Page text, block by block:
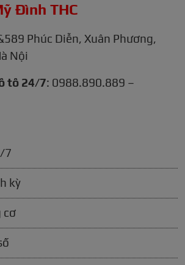
Đình THC
Phúc Diễn, Xuân Phương,
Nội
tô 24/7: 0988.890.889 –
7
kỳ
cơ